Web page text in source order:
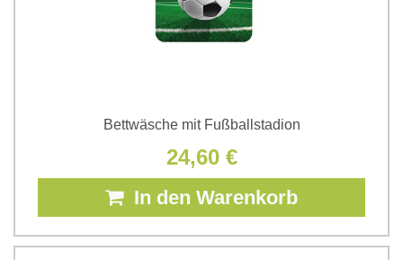
Bettwäsche mit Fußballstadion
24,60 €
In den Warenkorb